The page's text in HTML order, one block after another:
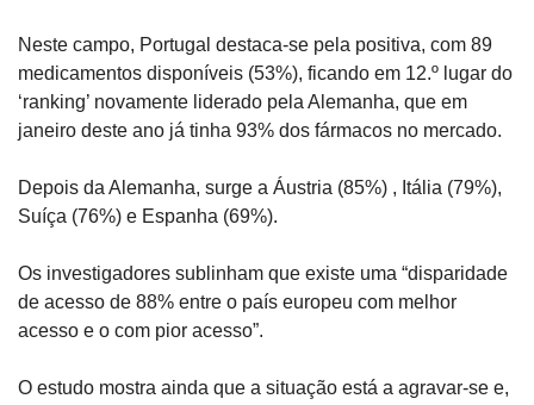
Neste campo, Portugal destaca-se pela positiva, com 89
medicamentos disponíveis (53%), ficando em 12.º lugar do
‘ranking’ novamente liderado pela Alemanha, que em
janeiro deste ano já tinha 93% dos fármacos no mercado.
Depois da Alemanha, surge a Áustria (85%) , Itália (79%),
Suíça (76%) e Espanha (69%).
Os investigadores sublinham que existe uma “disparidade
de acesso de 88% entre o país europeu com melhor
acesso e o com pior acesso”.
O estudo mostra ainda que a situação está a agravar-se e,